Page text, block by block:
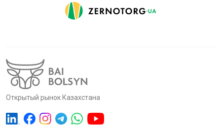
Открытый рынок Казахстана